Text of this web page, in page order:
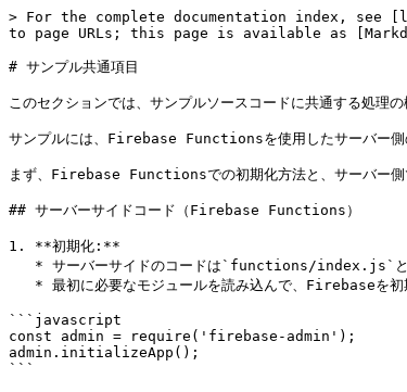
> For the complete documentation index,
to page URLs; this page is available as
# サンプル共通項目
このセクションでは、サンプルソースコードに共通する処理の
サンプルには、Firebase Functionsを使用したサーバー側
まず、Firebase Functionsでの初期化方法と、サーバー側
## サーバーサイドコード（Firebase Functions）
1. **初期化:**
```javascript
const admin = require('firebase-admin');
admin.initializeApp();
```